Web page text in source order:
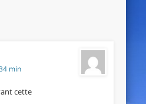
min
cette